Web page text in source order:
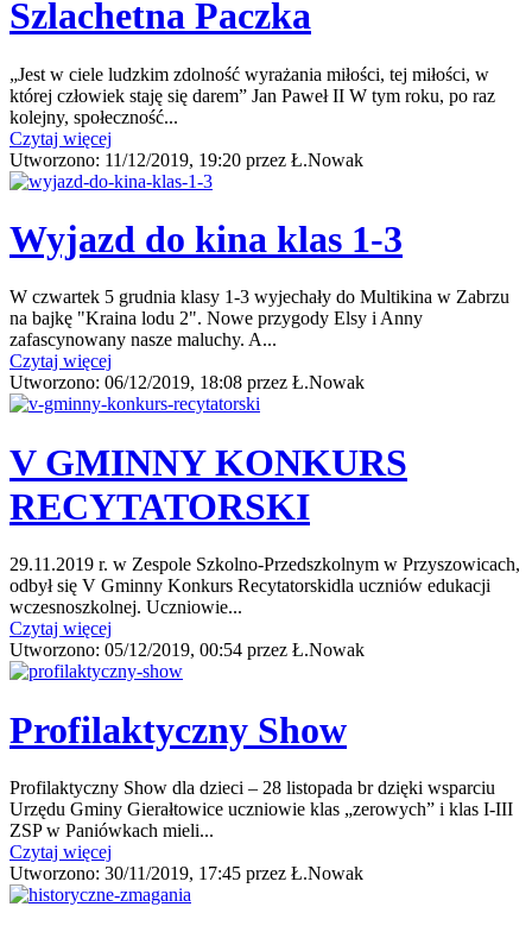
Szlachetna Paczka
„Jest w ciele ludzkim zdolność wyrażania miłości, tej miłości, w
której człowiek staję się darem” Jan Paweł II W tym roku, po raz
kolejny, społeczność...
Czytaj więcej
Utworzono: 11/12/2019, 19:20 przez Ł.Nowak
Wyjazd do kina klas 1-3
W czwartek 5 grudnia klasy 1-3 wyjechały do Multikina w Zabrzu
na bajkę "Kraina lodu 2". Nowe przygody Elsy i Anny
zafascynowany nasze maluchy. A...
Czytaj więcej
Utworzono: 06/12/2019, 18:08 przez Ł.Nowak
V GMINNY KONKURS
RECYTATORSKI
29.11.2019 r. w Zespole Szkolno-Przedszkolnym w Przyszowicach,
odbył się V Gminny Konkurs Recytatorskidla uczniów edukacji
wczesnoszkolnej. Uczniowie...
Czytaj więcej
Utworzono: 05/12/2019, 00:54 przez Ł.Nowak
Profilaktyczny Show
Profilaktyczny Show dla dzieci – 28 listopada br dzięki wsparciu
Urzędu Gminy Gierałtowice uczniowie klas „zerowych” i klas I-III
ZSP w Paniówkach mieli...
Czytaj więcej
Utworzono: 30/11/2019, 17:45 przez Ł.Nowak